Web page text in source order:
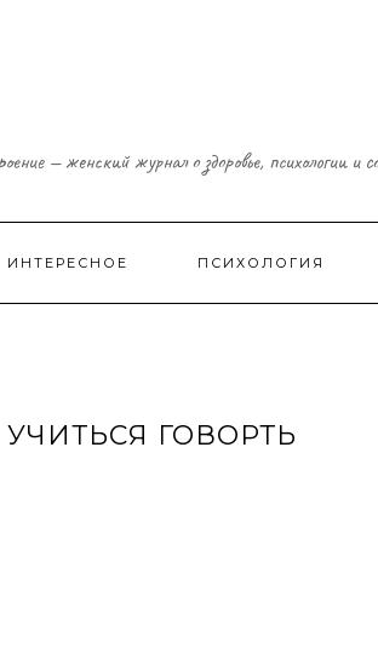
— женский журнал о здоровье, психологии и
ИНТЕРЕСНОЕ ПСИХОЛОГИЯ
ГОВОРТЬ